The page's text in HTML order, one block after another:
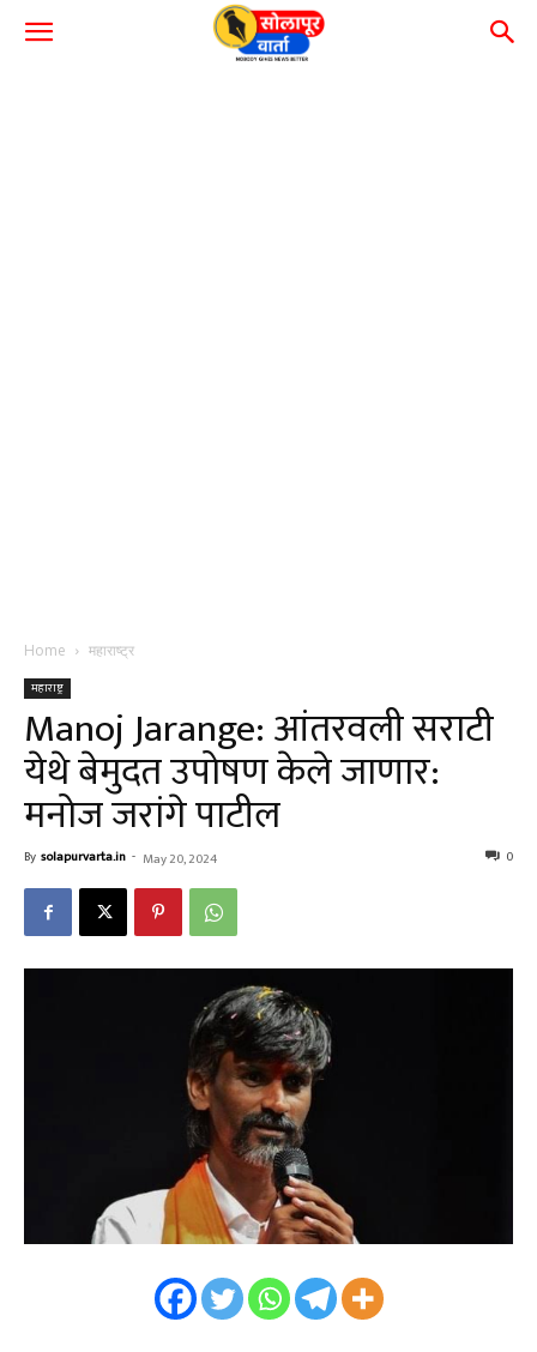
Home महाराष्ट्र
महाराष्ट्र
Manoj Jarange: आंतरवली सराटी
येथे बेमुदत उपोषण केले जाणार:
मनोज जरांगे पाटील
By solapurvarta.in - May 20, 2024 0